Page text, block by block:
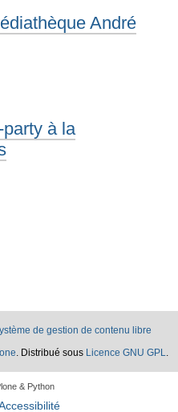
André
à la
de gestion de contenu libre
. Distribué sous Licence GNU GPL.
& Python